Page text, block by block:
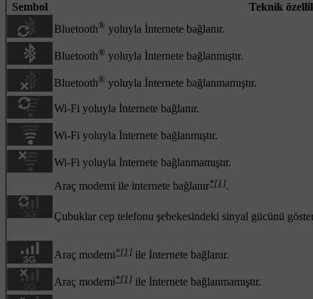
Sembol
Teknik
Bluetooth® yoluyla İnternete bağlanır.
Bluetooth® yoluyla İnternete bağlanmıştır.
Bluetooth® yoluyla İnternete bağlanmamıştır.
Wi-Fi yoluyla İnternete bağlanır.
Wi-Fi yoluyla İnternete bağlanmıştır.
Wi-Fi yoluyla İnternete bağlanmamıştır.
Araç modemi ile internete bağlanır*[1].
Çubuklar cep telefonu şebekesindeki sinyal gücünü
Araç modemi*[1] ile İnternete bağlanır.
Araç modemi*[1] ile İnternete bağlanmamıştır.